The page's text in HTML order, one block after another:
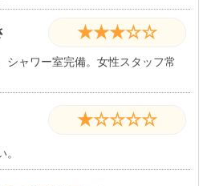
★★★☆☆
シャワー室完備。女性スタッフ常
★☆☆☆☆